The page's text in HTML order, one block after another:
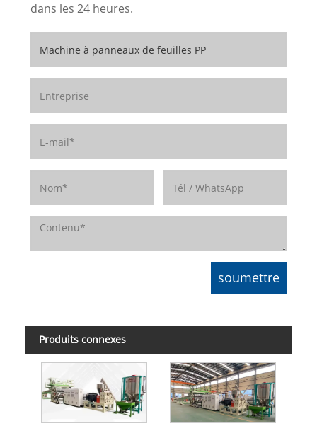
dans les 24 heures.
Produits connexes